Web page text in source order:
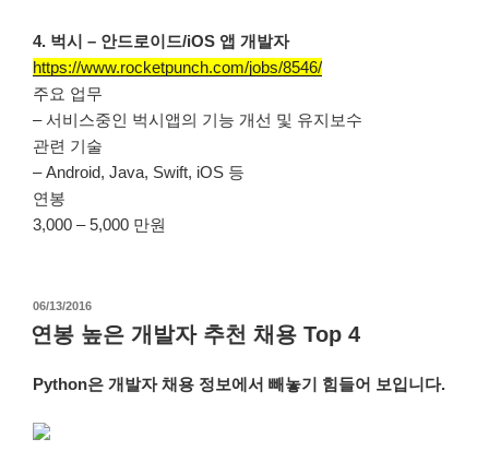
4. 벅시 – 안드로이드/iOS 앱 개발자
https://www.rocketpunch.com/jobs/8546/
주요 업무
– 서비스중인 벅시앱의 기능 개선 및 유지보수
관련 기술
– Android, Java, Swift, iOS 등
연봉
3,000 – 5,000 만원
작
성
일
06/13/2016
연봉 높은 개발자 추천 채용 Top 4
Python은 개발자 채용 정보에서 빼놓기 힘들어 보입니다.